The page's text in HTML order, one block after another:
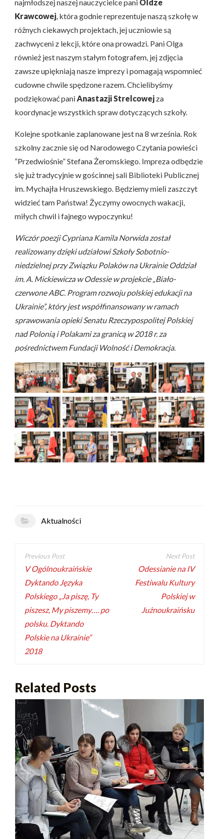
najmłodszej naszej nauczycielce pani Oldze
Krawcowej , która godnie reprezentuje naszą szkołę w
różnych ciekawych projektach, jej uczniowie są
zachwyceni z lekcji, które ona prowadzi. Pani Olga
również jest naszym stałym fotografem, jej zdjęcia
zawsze upiękniają nasze imprezy i pomagają wspomnieć
cudowne chwile spędzone razem. Chcielibyśmy
podziękować pani Anastazji Strelcowej za
koordynacje wszystkich spraw dotyczących szkoły.
Kolejne spotkanie zaplanowane jest na 8 września. Rok
szkolny zacznie się od Narodowego Czytania powieści
“Przedwiośnie” Stefana Żeromskiego. Impreza odbędzie
się już tradycyjnie w gościnnej sali Biblioteki Publicznej
im. Mychajła Hruszewskiego. Będziemy mieli zaszczyt
widzieć tam Państwa! Życzymy owocnych wakacji,
miłych chwil i fajnego wypoczynku!
Wiczór poezji Cypriana Kamila Norwida został
realizowany dzięki udziałowi Szkoły Sobotnio-
niedzielnej przy Związku Polaków na Ukrainie Oddział
im. A. Mickiewicza w Odessie w projekcie „Biało-
czerwone ABC. Program rozwoju polskiej edukacji na
Ukrainie”, który jest współfinansowany w ramach
sprawowania opieki Senatu Rzeczypospolitej Polskiej
nad Polonią i Polakami za granicą w 2018 r. za
pośrednictwem Fundacji Wolność i Demokracja.
Aktualności
V Ogólnoukraińskie
Dyktando Języka
Polskiego „Ja piszę, Ty
piszesz, My piszemy…. po
polsku. Dyktando
Polskie na Ukrainie”
2018
Odessianie na IV
Festiwalu Kultury
Polskiej w
Jużnoukraińsku
Related Posts